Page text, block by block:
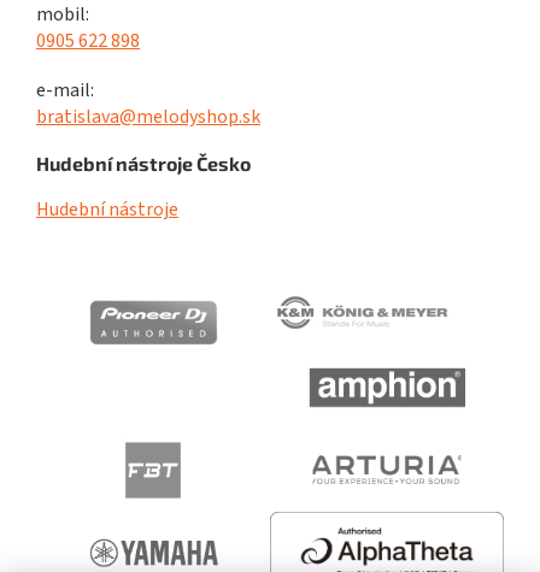
mobil:
0905 622 898
e-mail:
bratislava@melodyshop.sk
Hudební nástroje Česko
Hudební nástroje